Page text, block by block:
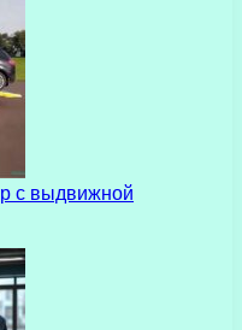
с выдвижной